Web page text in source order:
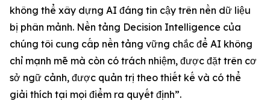
không thể xây dựng AI đáng tin cậy trên nền dữ liệu
bị phân mảnh. Nền tảng Decision Intelligence của
chúng tôi cung cấp nền tảng vững chắc để AI không
chỉ mạnh mẽ mà còn có trách nhiệm, được đặt trên cơ
sở ngữ cảnh, được quản trị theo thiết kế và có thể
giải thích tại mọi điểm ra quyết định”.